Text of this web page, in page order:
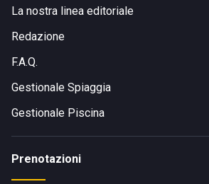
La nostra linea editoriale
Redazione
F.A.Q.
Gestionale Spiaggia
Gestionale Piscina
Prenotazioni